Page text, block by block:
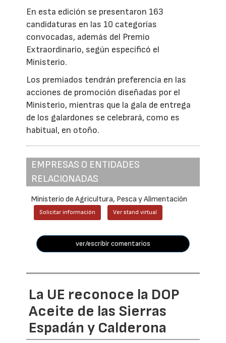
En esta edición se presentaron 163
candidaturas en las 10 categorías
convocadas, además del Premio
Extraordinario, según especificó el
Ministerio.
Los premiados tendrán preferencia en las
acciones de promoción diseñadas por el
Ministerio, mientras que la gala de entrega
de los galardones se celebrará, como es
habitual, en otoño.
EMPRESAS O ENTIDADES
RELACIONADAS
Ministerio de Agricultura, Pesca y Alimentación
Solicitar información Ver stand virtual
ver/escribir comentarios
La UE reconoce la DOP
Aceite de las Sierras
Espadán y Calderona